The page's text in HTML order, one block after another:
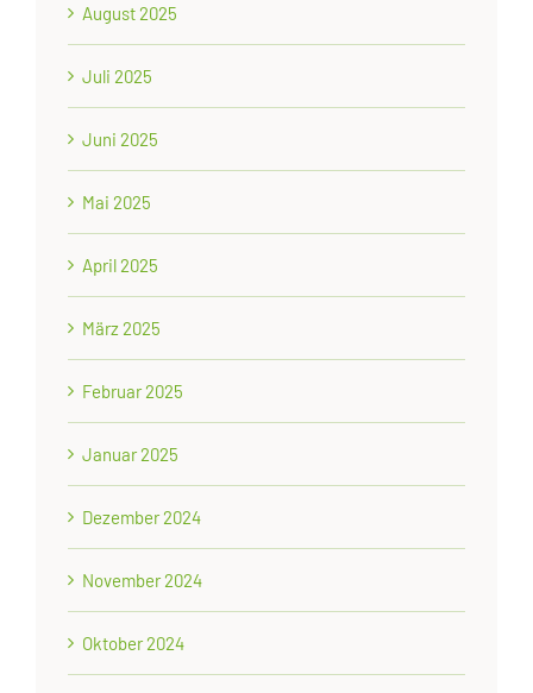
August 2025
Juli 2025
Juni 2025
Mai 2025
April 2025
März 2025
Februar 2025
Januar 2025
Dezember 2024
November 2024
Oktober 2024